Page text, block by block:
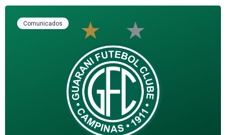
Comunicados